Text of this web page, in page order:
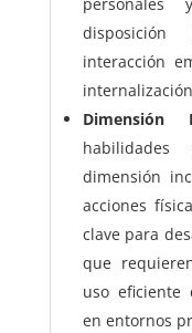
personales
interacción
Dimensión
dimensión
acciones
clave para
que
uso eficiente
en entornos